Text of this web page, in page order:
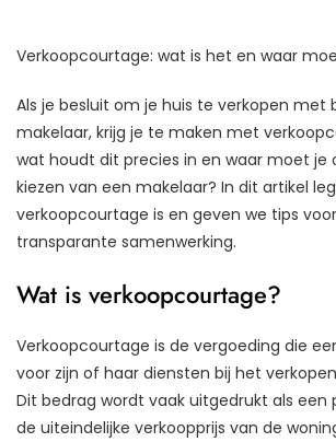
Verkoopcourtage: wat is het en waar
Als je besluit om je huis te verkopen met
makelaar, krijg je te maken met
wat houdt dit precies in en waar moet je
kiezen van een makelaar? In dit artikel
verkoopcourtage is en geven we tips
transparante samenwerking.
Wat is verkoopcourtage?
Verkoopcourtage is de vergoeding die
voor zijn of haar diensten bij het
Dit bedrag wordt vaak uitgedrukt als een
de uiteindelijke verkoopprijs van de